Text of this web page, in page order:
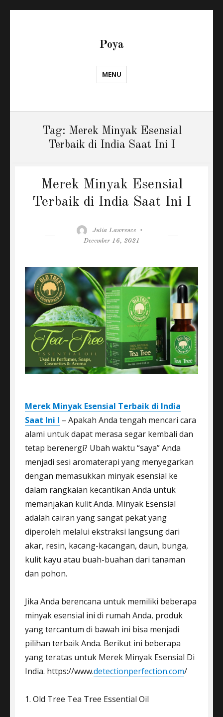
Poya
MENU
Tag: Merek Minyak Esensial
Terbaik di India Saat Ini I
Merek Minyak Esensial
Terbaik di India Saat Ini I
Author
Julia Lawrence
December 16, 2021
Merek Minyak Esensial Terbaik di India
Saat Ini I – Apakah Anda tengah mencari cara
alami untuk dapat merasa segar kembali dan
tetap berenergi? Ubah waktu “saya” Anda
menjadi sesi aromaterapi yang menyegarkan
dengan memasukkan minyak esensial ke
dalam rangkaian kecantikan Anda untuk
memanjakan kulit Anda. Minyak Esensial
adalah cairan yang sangat pekat yang
diperoleh melalui ekstraksi langsung dari
akar, resin, kacang-kacangan, daun, bunga,
kulit kayu atau buah-buahan dari tanaman
dan pohon.
Jika Anda berencana untuk memiliki beberapa
minyak esensial ini di rumah Anda, produk
yang tercantum di bawah ini bisa menjadi
pilihan terbaik Anda. Berikut ini beberapa
yang teratas untuk Merek Minyak Esensial Di
India. https://www.detectionperfection.com/
1. Old Tree Tea Tree Essential Oil